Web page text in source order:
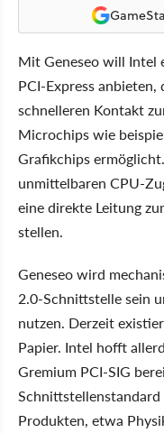
Mit Geneseo will Intel
PCI-Express
schnelleren Kontakt
Microchips wie
Grafikchips
unmittelbaren CPU-
eine direkte Leitung
stellen.
Geneseo wird
2.0-Schnittstelle sein
nutzen. Derzeit
Papier. Intel hofft
Gremium PCI-SIG
Produkten, etwa